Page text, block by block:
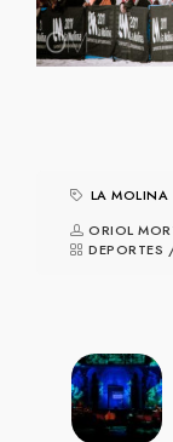
LA MOLINA
ORIOL
DEPORTES